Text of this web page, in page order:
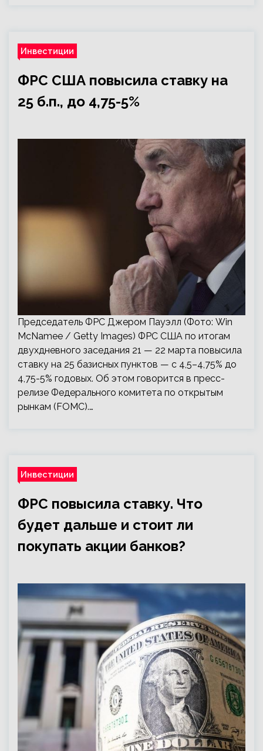
Инвестиции
ФРС США повысила ставку на
25 б.п., до 4,75-5%
Председатель ФРС Джером Пауэлл (Фото: Win
McNamee / Getty Images) ФРС США по итогам
двухдневного заседания 21 — 22 марта повысила
ставку на 25 базисных пунктов — с 4,5–4,75% до
4,75-5% годовых. Об этом говорится в пресс-
релизе Федерального комитета по открытым
рынкам (FOMC).…
Инвестиции
ФРС повысила ставку. Что
будет дальше и стоит ли
покупать акции банков?